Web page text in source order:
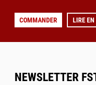
COMMANDER LIRE
NEWSLETTER